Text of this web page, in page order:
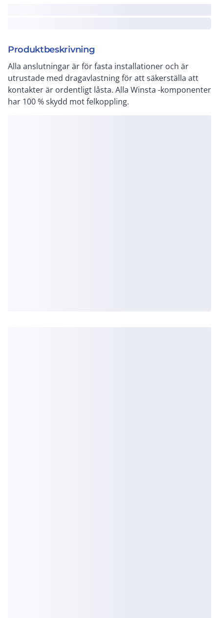
Produktbeskrivning
Alla anslutningar är för fasta installationer och är
utrustade med dragavlastning för att säkerställa att
kontakter är ordentligt låsta. Alla Winsta -komponenter
har 100 % skydd mot felkoppling.